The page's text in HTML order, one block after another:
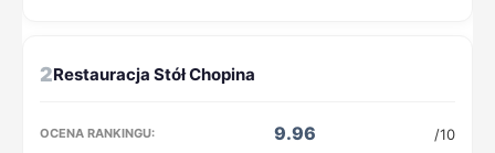
2
9.96 /10